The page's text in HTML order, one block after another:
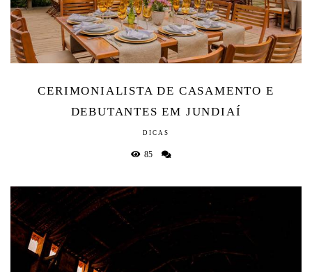
CERIMONIALISTA DE CASAMENTO E
DEBUTANTES EM JUNDIAÍ
DICAS
85